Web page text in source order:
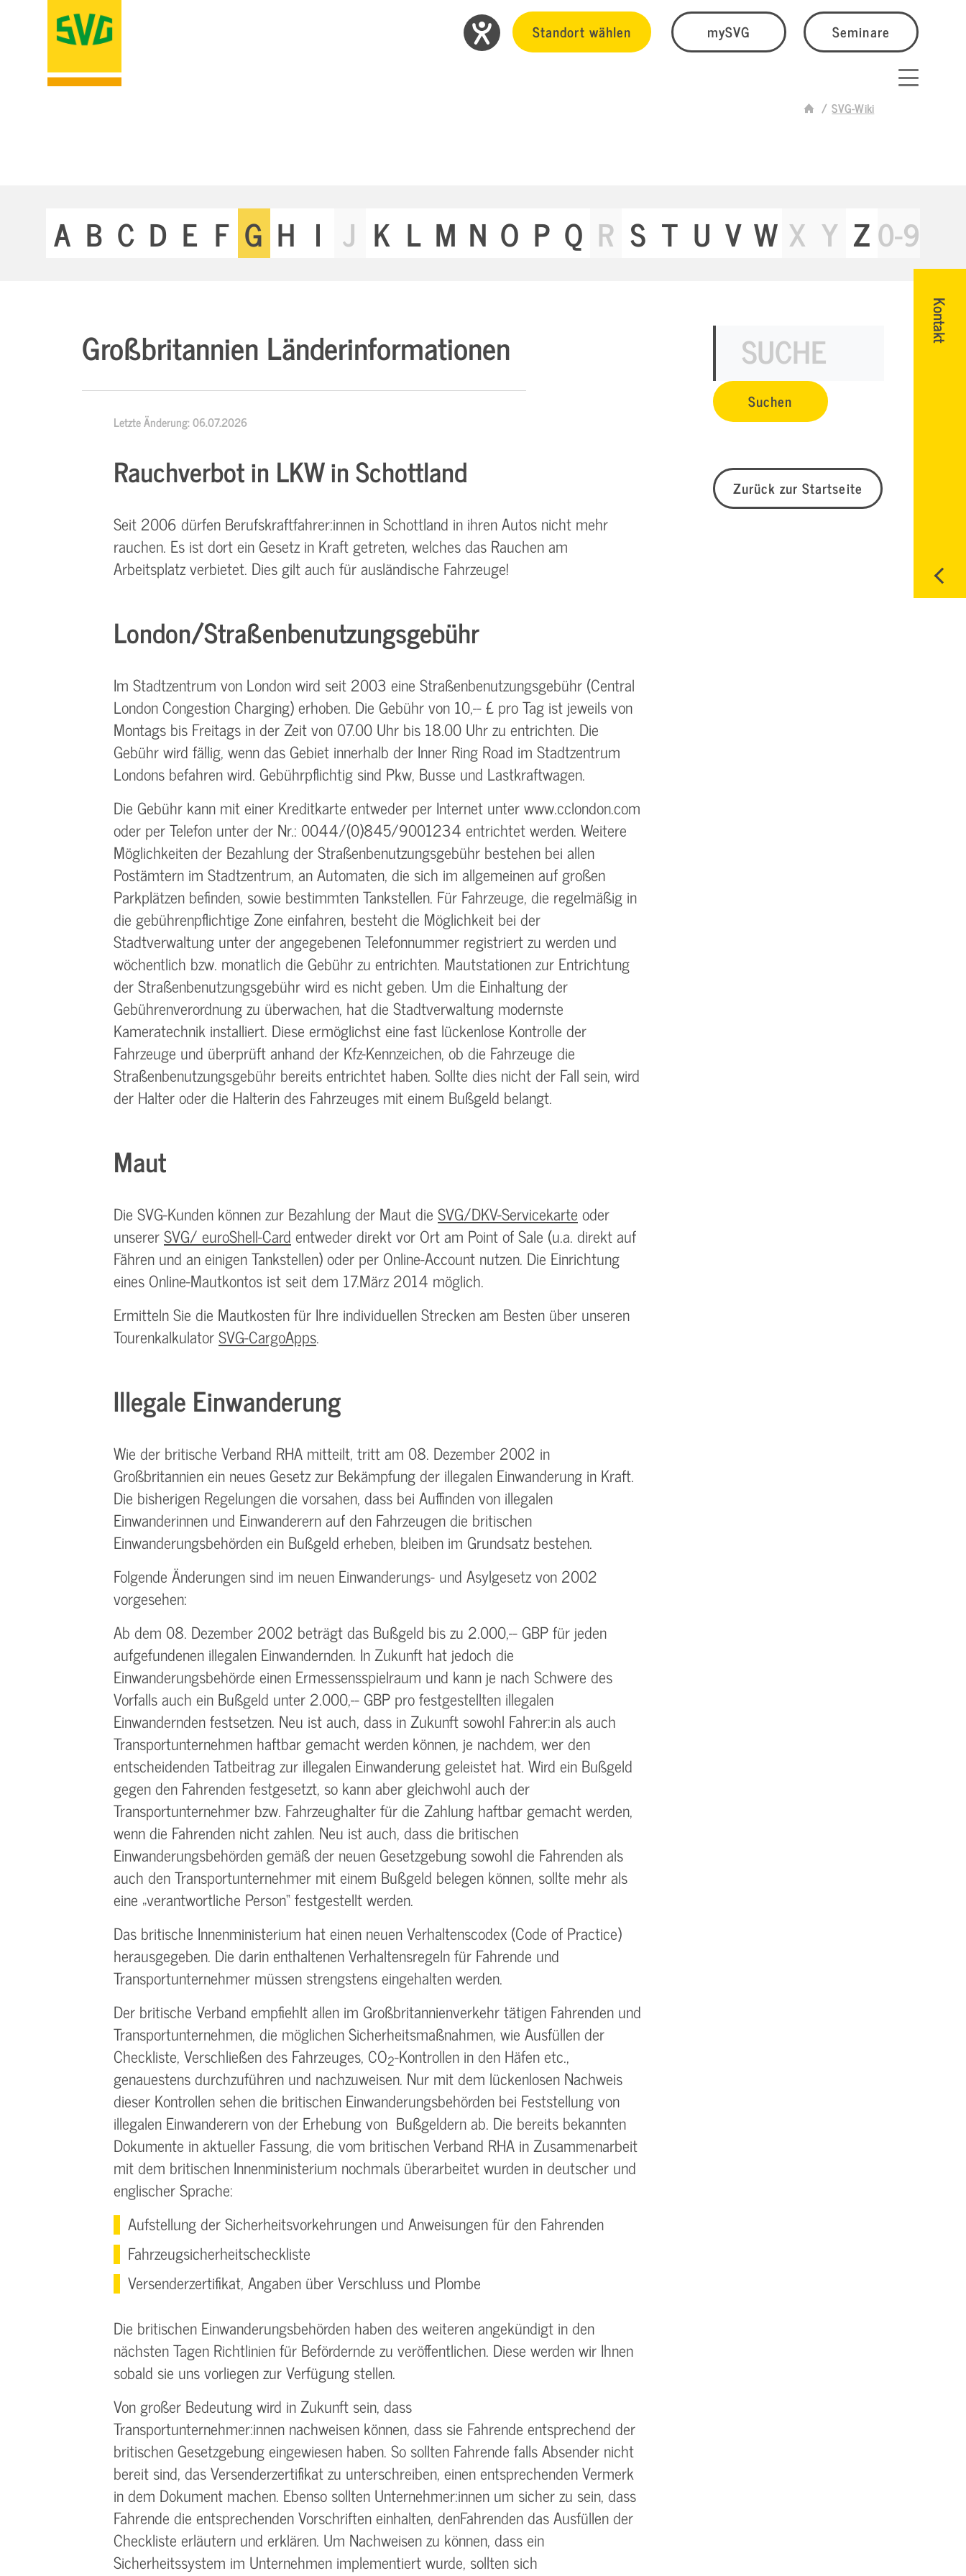
Standort wählen mySVG Seminare
SVG-Wiki
Kontakt
A B C D E F G H I J K L M N O P Q R S T U V W X Y Z0-9
Großbritannien Länderinformationen
Letzte Änderung: 06.07.2026
Rauchverbot in LKW in Schottland
Seit 2006 dürfen Berufskraftfahrer:innen in Schottland in ihren Autos nicht mehr
rauchen. Es ist dort ein Gesetz in Kraft getreten, welches das Rauchen am
Arbeitsplatz verbietet. Dies gilt auch für ausländische Fahrzeuge!
London/Straßenbenutzungsgebühr
Im Stadtzentrum von London wird seit 2003 eine Straßenbenutzungsgebühr (Central
London Congestion Charging) erhoben. Die Gebühr von 10,-- £ pro Tag ist jeweils von
Montags bis Freitags in der Zeit von 07.00 Uhr bis 18.00 Uhr zu entrichten. Die
Gebühr wird fällig, wenn das Gebiet innerhalb der Inner Ring Road im Stadtzentrum
Londons befahren wird. Gebührpflichtig sind Pkw, Busse und Lastkraftwagen.
Die Gebühr kann mit einer Kreditkarte entweder per Internet unter www.cclondon.com
oder per Telefon unter der Nr.: 0044/(0)845/9001234 entrichtet werden. Weitere
Möglichkeiten der Bezahlung der Straßenbenutzungsgebühr bestehen bei allen
Postämtern im Stadtzentrum, an Automaten, die sich im allgemeinen auf großen
Parkplätzen befinden, sowie bestimmten Tankstellen. Für Fahrzeuge, die regelmäßig in
die gebührenpflichtige Zone einfahren, besteht die Möglichkeit bei der
Stadtverwaltung unter der angegebenen Telefonnummer registriert zu werden und
wöchentlich bzw. monatlich die Gebühr zu entrichten. Mautstationen zur Entrichtung
der Straßenbenutzungsgebühr wird es nicht geben. Um die Einhaltung der
Gebührenverordnung zu überwachen, hat die Stadtverwaltung modernste
Kameratechnik installiert. Diese ermöglichst eine fast lückenlose Kontrolle der
Fahrzeuge und überprüft anhand der Kfz-Kennzeichen, ob die Fahrzeuge die
Straßenbenutzungsgebühr bereits entrichtet haben. Sollte dies nicht der Fall sein, wird
der Halter oder die Halterin des Fahrzeuges mit einem Bußgeld belangt.
Maut
Die SVG-Kunden können zur Bezahlung der Maut dieSVG/DKV-Servicekarteoder
unsererSVG/ euroShell-Cardentweder direkt vor Ort am Point of Sale (u.a. direkt auf
Fähren und an einigen Tankstellen) oder per Online-Account nutzen. Die Einrichtung
eines Online-Mautkontos ist seit dem 17.März 2014 möglich.
Ermitteln Sie die Mautkosten für Ihre individuellen Strecken am Besten über unseren
TourenkalkulatorSVG-CargoApps.
Illegale Einwanderung
Wie der britische Verband RHA mitteilt, tritt am 08. Dezember 2002 in
Großbritannien ein neues Gesetz zur Bekämpfung der illegalen Einwanderung in Kraft.
Die bisherigen Regelungen die vorsahen, dass bei Auffinden von illegalen
Einwanderinnen und Einwanderern auf den Fahrzeugen die britischen
Einwanderungsbehörden ein Bußgeld erheben, bleiben im Grundsatz bestehen.
Folgende Änderungen sind im neuen Einwanderungs- und Asylgesetz von 2002
vorgesehen:
Ab dem 08. Dezember 2002 beträgt das Bußgeld bis zu 2.000,-- GBP für jeden
aufgefundenen illegalen Einwandernden. In Zukunft hat jedoch die
Einwanderungsbehörde einen Ermessensspielraum und kann je nach Schwere des
Vorfalls auch ein Bußgeld unter 2.000,-- GBP pro festgestellten illegalen
Einwandernden festsetzen. Neu ist auch, dass in Zukunft sowohl Fahrer:in als auch
Transportunternehmen haftbar gemacht werden können, je nachdem, wer den
entscheidenden Tatbeitrag zur illegalen Einwanderung geleistet hat. Wird ein Bußgeld
gegen den Fahrenden festgesetzt, so kann aber gleichwohl auch der
Transportunternehmer bzw. Fahrzeughalter für die Zahlung haftbar gemacht werden,
wenn die Fahrenden nicht zahlen. Neu ist auch, dass die britischen
Einwanderungsbehörden gemäß der neuen Gesetzgebung sowohl die Fahrenden als
auch den Transportunternehmer mit einem Bußgeld belegen können, sollte mehr als
eine „verantwortliche Person“ festgestellt werden.
Das britische Innenministerium hat einen neuen Verhaltenscodex (Code of Practice)
herausgegeben. Die darin enthaltenen Verhaltensregeln für Fahrende und
Transportunternehmer müssen strengstens eingehalten werden.
Der britische Verband empfiehlt allen im Großbritannienverkehr tätigen Fahrenden und
Transportunternehmen, die möglichen Sicherheitsmaßnahmen, wie Ausfüllen der
Checkliste, Verschließen des Fahrzeuges, CO2-Kontrollen in den Häfen etc.,
genauestens durchzuführen und nachzuweisen. Nur mit dem lückenlosen Nachweis
dieser Kontrollen sehen die britischen Einwanderungsbehörden bei Feststellung von
illegalen Einwanderern von der Erhebung von Bußgeldern ab. Die bereits bekannten
Dokumente in aktueller Fassung, die vom britischen Verband RHA in Zusammenarbeit
mit dem britischen Innenministerium nochmals überarbeitet wurden in deutscher und
englischer Sprache:
Aufstellung der Sicherheitsvorkehrungen und Anweisungen für den Fahrenden
Fahrzeugsicherheitscheckliste
Versenderzertifikat, Angaben über Verschluss und Plombe
Die britischen Einwanderungsbehörden haben des weiteren angekündigt in den
nächsten Tagen Richtlinien für Befördernde zu veröffentlichen. Diese werden wir Ihnen
sobald sie uns vorliegen zur Verfügung stellen.
Von großer Bedeutung wird in Zukunft sein, dass
Transportunternehmer:innen nachweisen können, dass sie Fahrende entsprechend der
britischen Gesetzgebung eingewiesen haben. So sollten Fahrende falls Absender nicht
bereit sind, das Versenderzertifikat zu unterschreiben, einen entsprechenden Vermerk
in dem Dokument machen. Ebenso sollten Unternehmer:innen um sicher zu sein, dass
Fahrende die entsprechenden Vorschriften einhalten, denFahrenden das Ausfüllen der
Checkliste erläutern und erklären. Um Nachweisen zu können, dass ein
Sicherheitssystem im Unternehmen implementiert wurde, sollten sich
Zurück zur Startseite